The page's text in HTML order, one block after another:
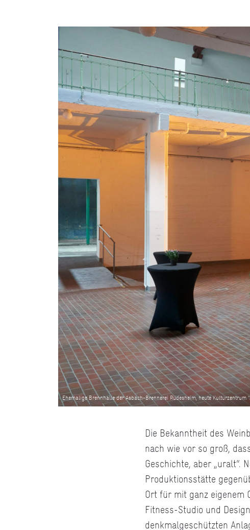
Ehemalige Brennhalle der Asbach-Brennerei Rüdesheim, heute
Die Bekanntheit des
nach wie vor so groß,
Geschichte, aber
Produktionsstätte
Ort für mit ganz eigenem
Fitness-Studio und
denkmalgeschützten